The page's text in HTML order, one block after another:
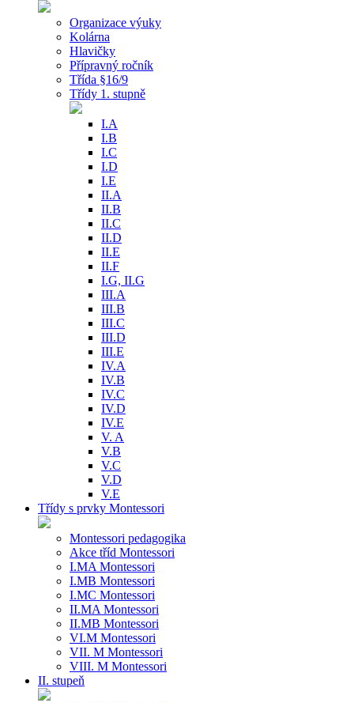
Organizace výuky
Kolárna
Hlavičky
Přípravný ročník
Třída §16/9
Třídy 1. stupně
I.A
I.B
I.C
I.D
I.E
II.A
II.B
II.C
II.D
II.E
II.F
I.G, II.G
III.A
III.B
III.C
III.D
III.E
IV.A
IV.B
IV.C
IV.D
IV.E
V. A
V.B
V.C
V.D
V.E
Třídy s prvky Montessori
Montessori pedagogika
Akce tříd Montessori
I.MA Montessori
I.MB Montessori
I.MC Montessori
II.MA Montessori
II.MB Montessori
VI.M Montessori
VII. M Montessori
VIII. M Montessori
II. stupeň